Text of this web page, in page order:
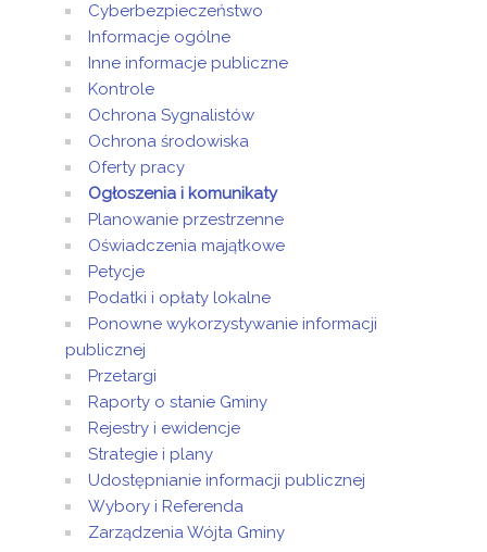
Cyberbezpieczeństwo
Informacje ogólne
Inne informacje publiczne
Kontrole
Ochrona Sygnalistów
Ochrona środowiska
Oferty pracy
Ogłoszenia i komunikaty
Planowanie przestrzenne
Oświadczenia majątkowe
Petycje
Podatki i opłaty lokalne
Ponowne wykorzystywanie informacji
publicznej
Przetargi
Raporty o stanie Gminy
Rejestry i ewidencje
Strategie i plany
Udostępnianie informacji publicznej
Wybory i Referenda
Zarządzenia Wójta Gminy